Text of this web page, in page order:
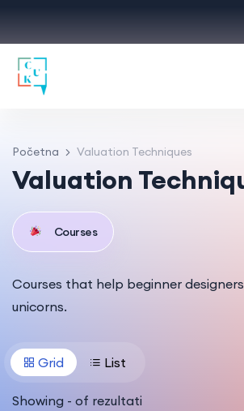
Početna Valuation Techniques
Valuation
Courses
Courses that help beginner
unicorns.
Grid List
Showing - of rezultati